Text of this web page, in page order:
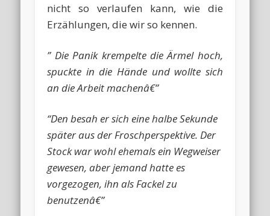
nicht so verlaufen kann, wie die
Erzählungen, die wir so kennen.
” Die Panik krempelte die Ärmel hoch,
spuckte in die Hände und wollte sich
an die Arbeit machenâ€”
“Den besah er sich eine halbe Sekunde
später aus der Froschperspektive. Der
Stock war wohl ehemals ein Wegweiser
gewesen, aber jemand hatte es
vorgezogen, ihn als Fackel zu
benutzenâ€”